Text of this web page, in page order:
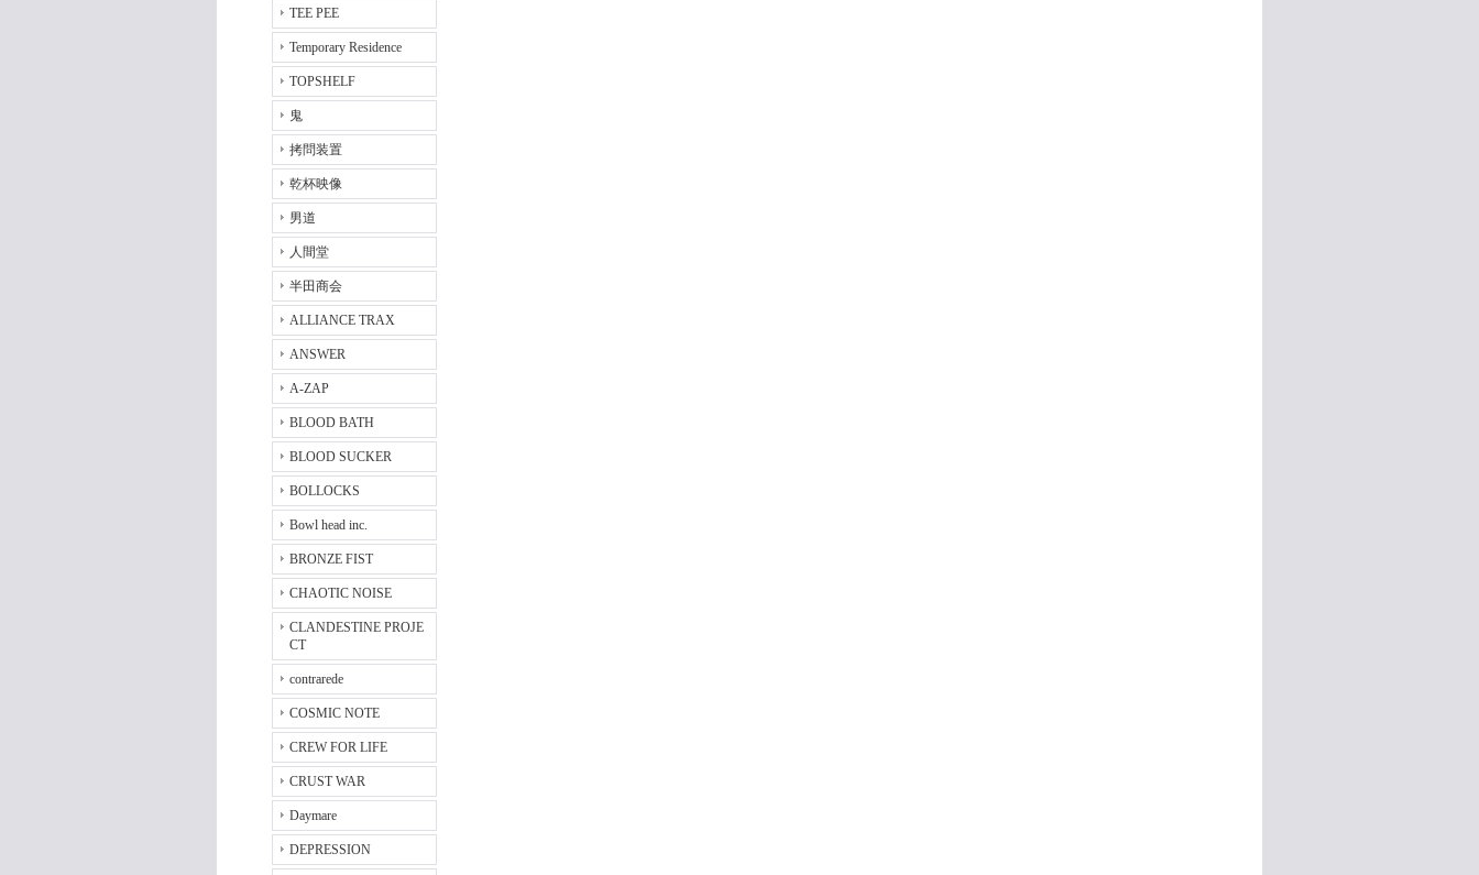
TEE PEE
Temporary Residence
TOPSHELF
鬼
拷問装置
乾杯映像
男道
人間堂
半田商会
ALLIANCE TRAX
ANSWER
A-ZAP
BLOOD BATH
BLOOD SUCKER
BOLLOCKS
Bowl head inc.
BRONZE FIST
CHAOTIC NOISE
CLANDESTINE PROJE
CT
contrarede
COSMIC NOTE
CREW FOR LIFE
CRUST WAR
Daymare
DEPRESSION